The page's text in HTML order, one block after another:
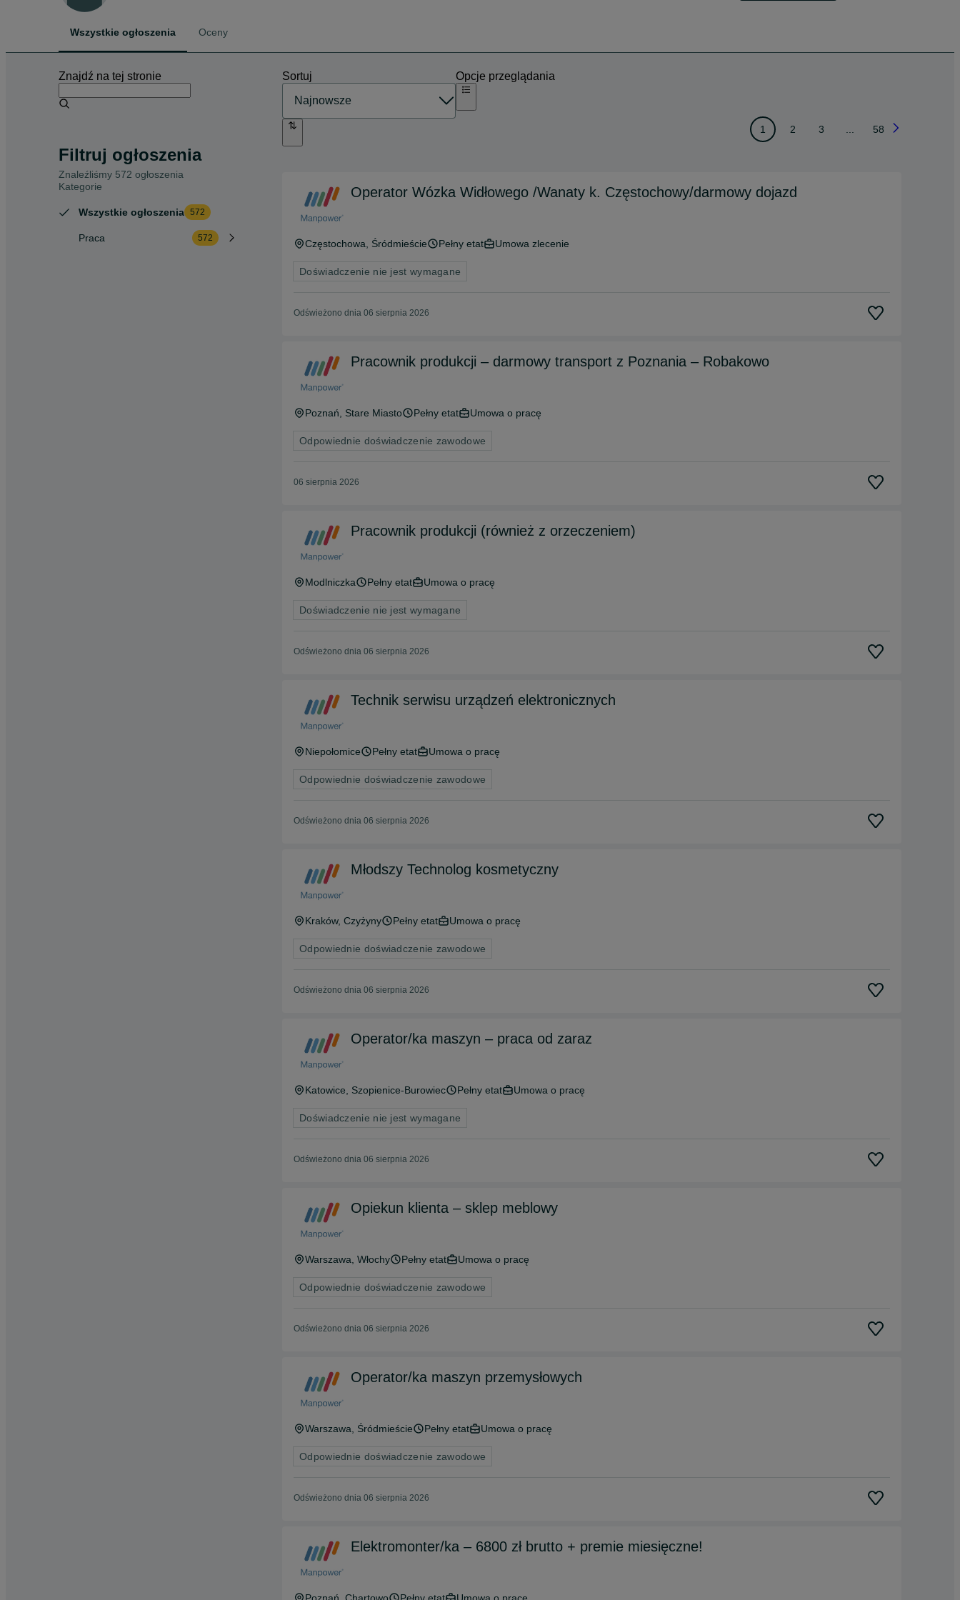
Wszystkie ogłoszenia Oceny
Znajdź na tej stronie
Filtruj ogłoszenia
Znaleźliśmy 572 ogłoszenia
Kategorie
Wszystkie ogłoszenia 572
Praca 572
Sortuj Opcje przeglądania
1 2 3 58
Operator Wózka Widłowego /Wanaty k. Częstochowy/darmowy dojazd
Częstochowa , Śródmieście Pełny etat Umowa zlecenie
Doświadczenie nie jest wymagane
Odświeżono dnia 06 sierpnia 2026
Pracownik produkcji – darmowy transport z Poznania – Robakowo
Poznań , Stare Miasto Pełny etat Umowa o pracę
Odpowiednie doświadczenie zawodowe
06 sierpnia 2026
Pracownik produkcji (również z orzeczeniem)
Modlniczka Pełny etat Umowa o pracę
Doświadczenie nie jest wymagane
Odświeżono dnia 06 sierpnia 2026
Technik serwisu urządzeń elektronicznych
Niepołomice Pełny etat Umowa o pracę
Odpowiednie doświadczenie zawodowe
Odświeżono dnia 06 sierpnia 2026
Młodszy Technolog kosmetyczny
Kraków, Czyżyny Pełny etat Umowa o pracę
Odpowiednie doświadczenie zawodowe
Odświeżono dnia 06 sierpnia 2026
Operator/ka maszyn – praca od zaraz
Katowice , Szopienice-Burowiec Pełny etat Umowa o pracę
Doświadczenie nie jest wymagane
Odświeżono dnia 06 sierpnia 2026
Opiekun klienta – sklep meblowy
Warszawa , Włochy Pełny etat Umowa o pracę
Odpowiednie doświadczenie zawodowe
Odświeżono dnia 06 sierpnia 2026
Operator/ka maszyn przemysłowych
Warszawa , Śródmieście Pełny etat Umowa o pracę
Odpowiednie doświadczenie zawodowe
Odświeżono dnia 06 sierpnia 2026
Elektromonter/ka – 6800 zł brutto + premie miesięczne!
Poznań , Chartowo Pełny etat Umowa o pracę